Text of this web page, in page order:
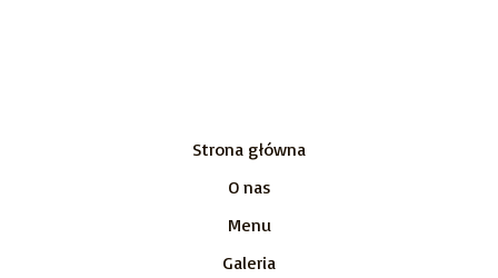
Strona główna
O nas
Menu
Galeria